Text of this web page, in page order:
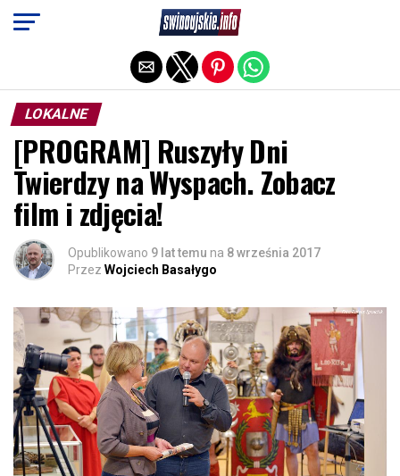
LOKALNE
[PROGRAM] Ruszyły Dni
Twierdzy na Wyspach. Zobacz
film i zdjęcia!
Opublikowano 9 lat temu na 8 września 2017
Przez Wojciech Basałygo
Exit mobile version